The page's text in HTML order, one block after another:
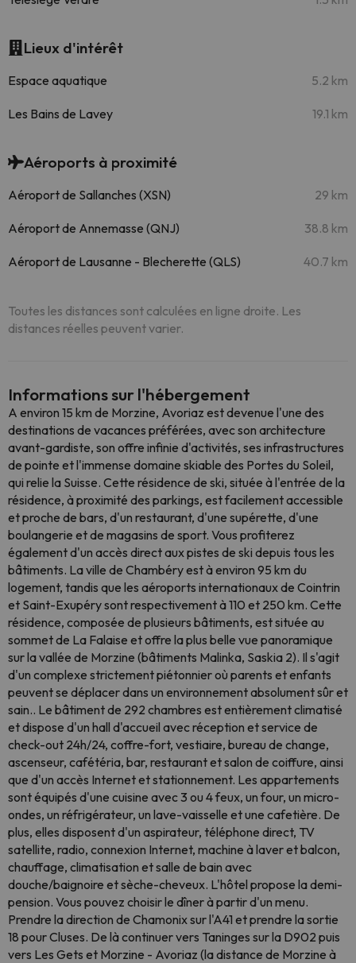
Lieux d'intérêt
Espace aquatique 5.2 km
Les Bains de Lavey 19.1 km
Aéroports à proximité
Aéroport de Sallanches (XSN) 29 km
Aéroport de Annemasse (QNJ) 38.8 km
Aéroport de Lausanne - Blecherette (QLS) 40.7 km
Toutes les distances sont calculées en ligne droite. Les
distances réelles peuvent varier.
Informations sur l'hébergement
A environ 15 km de Morzine, Avoriaz est devenue l'une des
destinations de vacances préférées, avec son architecture
avant-gardiste, son offre infinie d'activités, ses infrastructures
de pointe et l'immense domaine skiable des Portes du Soleil,
qui relie la Suisse. Cette résidence de ski, située à l'entrée de la
résidence, à proximité des parkings, est facilement accessible
et proche de bars, d'un restaurant, d'une supérette, d'une
boulangerie et de magasins de sport. Vous profiterez
également d'un accès direct aux pistes de ski depuis tous les
bâtiments. La ville de Chambéry est à environ 95 km du
logement, tandis que les aéroports internationaux de Cointrin
et Saint-Exupéry sont respectivement à 110 et 250 km. Cette
résidence, composée de plusieurs bâtiments, est située au
sommet de La Falaise et offre la plus belle vue panoramique
sur la vallée de Morzine (bâtiments Malinka, Saskia 2). Il s'agit
d'un complexe strictement piétonnier où parents et enfants
peuvent se déplacer dans un environnement absolument sûr et
sain.. Le bâtiment de 292 chambres est entièrement climatisé
et dispose d'un hall d'accueil avec réception et service de
check-out 24h/24, coffre-fort, vestiaire, bureau de change,
ascenseur, cafétéria, bar, restaurant et salon de coiffure, ainsi
que d'un accès Internet et stationnement. Les appartements
sont équipés d'une cuisine avec 3 ou 4 feux, un four, un micro-
ondes, un réfrigérateur, un lave-vaisselle et une cafetière. De
plus, elles disposent d'un aspirateur, téléphone direct, TV
satellite, radio, connexion Internet, machine à laver et balcon,
chauffage, climatisation et salle de bain avec
douche/baignoire et sèche-cheveux. L'hôtel propose la demi-
pension. Vous pouvez choisir le dîner à partir d'un menu.
Prendre la direction de Chamonix sur l'A41 et prendre la sortie
18 pour Cluses. De là continuer vers Taninges sur la D902 puis
vers Les Gets et Morzine - Avoriaz (la distance de Morzine à